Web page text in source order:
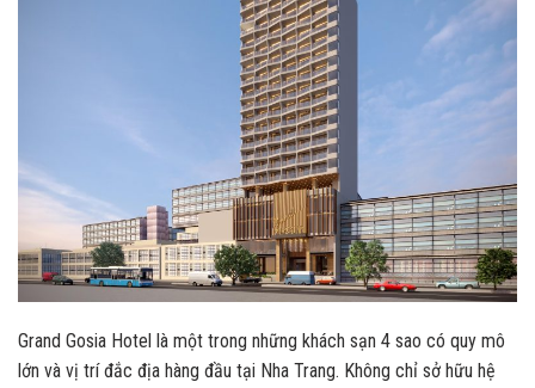
Grand Gosia Hotel là một trong những khách sạn 4 sao có quy mô
lớn và vị trí đắc địa hàng đầu tại Nha Trang. Không chỉ sở hữu hệ